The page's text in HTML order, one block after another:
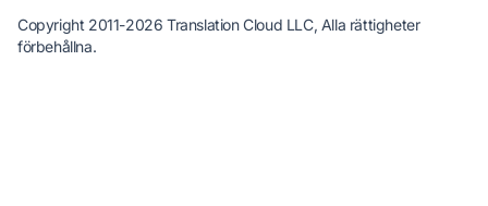
Copyright 2011-2026 Translation Cloud LLC, Alla rättigheter
förbehållna.